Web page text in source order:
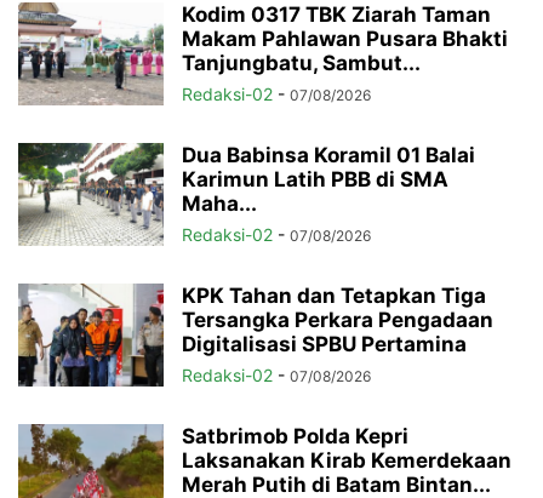
Kodim 0317 TBK Ziarah Taman
Makam Pahlawan Pusara Bhakti
Tanjungbatu, Sambut...
Redaksi-02 - 07/08/2026
Dua Babinsa Koramil 01 Balai
Karimun Latih PBB di SMA
Maha...
Redaksi-02 - 07/08/2026
KPK Tahan dan Tetapkan Tiga
Tersangka Perkara Pengadaan
Digitalisasi SPBU Pertamina
Redaksi-02 - 07/08/2026
Satbrimob Polda Kepri
Laksanakan Kirab Kemerdekaan
Merah Putih di Batam Bintan...